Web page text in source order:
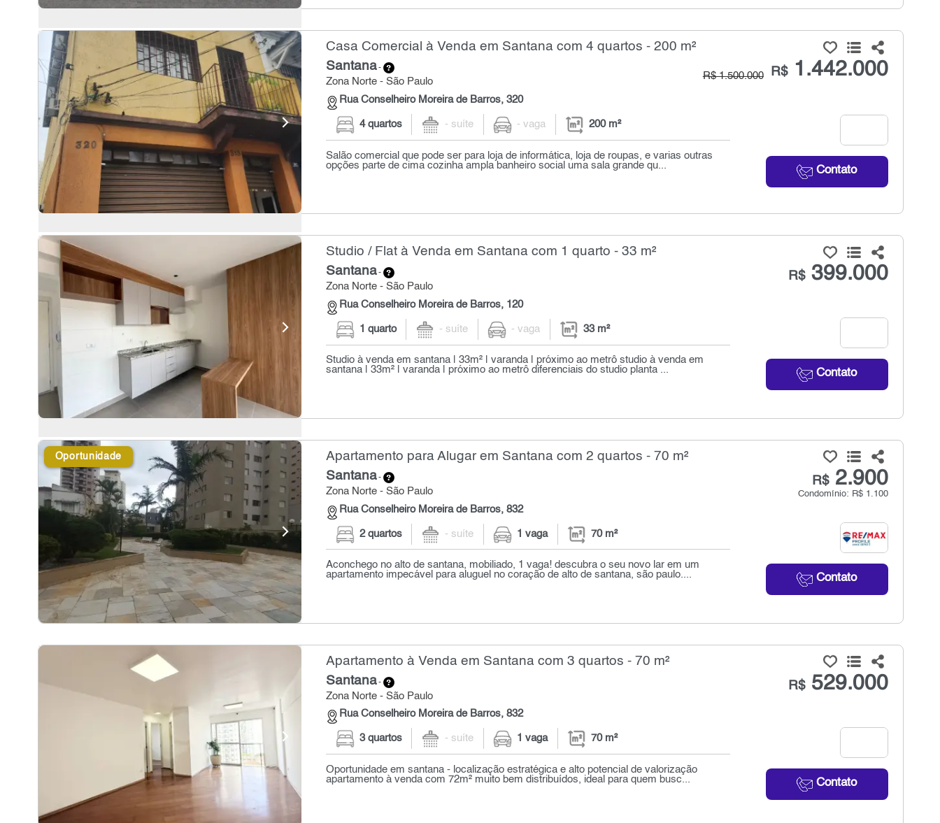
Casa Comercial à Venda em Santana com 4 quartos - 200 m²
Santana-
Zona Norte - São Paulo
Rua Conselheiro Moreira de Barros, 320
R$1.442.000
R$ 1.500.000
Contato
4 quartos - suíte - vaga 200 m²
Salão comercial que pode ser para loja de informática, loja de roupas, e varias outras
opções parte de cima cozinha ampla banheiro social uma sala grande qu...
Studio / Flat à Venda em Santana com 1 quarto - 33 m²
Santana-
Zona Norte - São Paulo
Rua Conselheiro Moreira de Barros, 120
R$399.000
Contato
1 quarto - suíte - vaga 33 m²
Studio à venda em santana | 33m² | varanda | próximo ao metrô studio à venda em
santana | 33m² | varanda | próximo ao metrô diferenciais do studio planta ...
Oportunidade Apartamento para Alugar em Santana com 2 quartos - 70 m²
Santana-
Zona Norte - São Paulo
Rua Conselheiro Moreira de Barros, 832
R$2.900
Condomínio: R$ 1.100
Contato
2 quartos - suíte 1 vaga 70 m²
Aconchego no alto de santana, mobiliado, 1 vaga! descubra o seu novo lar em um
apartamento impecável para aluguel no coração de alto de santana, são paulo....
Apartamento à Venda em Santana com 3 quartos - 70 m²
Santana-
Zona Norte - São Paulo
Rua Conselheiro Moreira de Barros, 832
R$529.000
Contato
3 quartos - suíte 1 vaga 70 m²
Oportunidade em santana - localização estratégica e alto potencial de valorização
apartamento à venda com 72m² muito bem distribuídos, ideal para quem busc...